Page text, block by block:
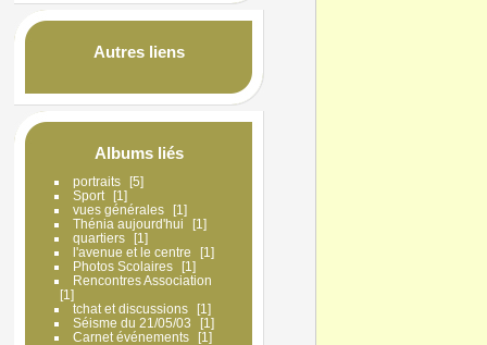
Autres liens
Albums liés
portraits
5
Sport
1
vues générales
1
Thénia aujourd'hui
1
quartiers
1
l'avenue et le centre
1
Photos Scolaires
1
Rencontres Association
1
tchat et discussions
1
Séisme du 21/05/03
1
Carnet événements
1